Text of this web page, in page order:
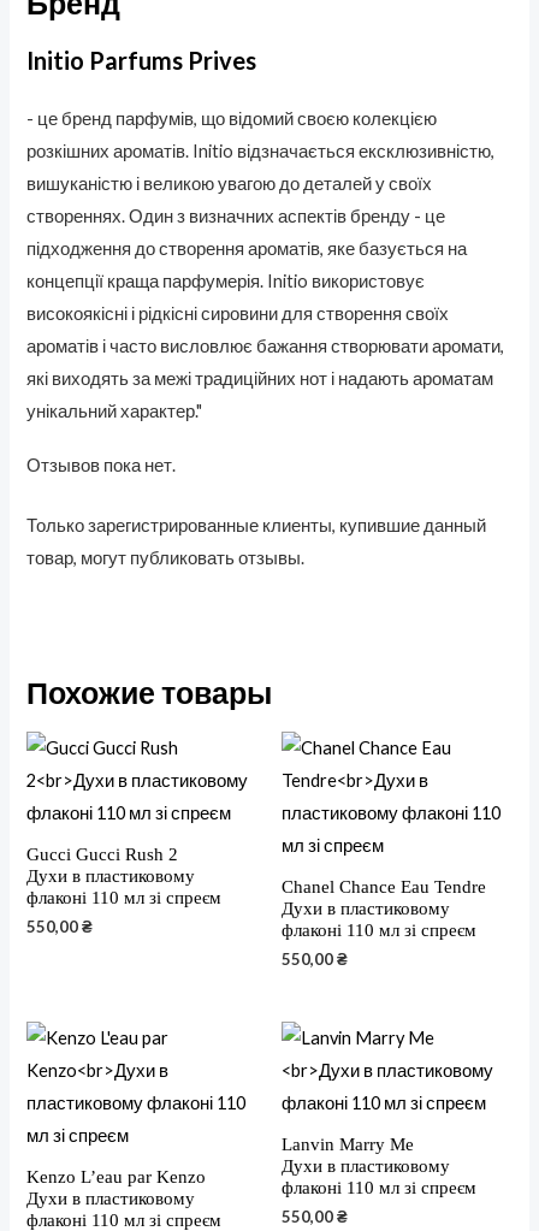
Initio Parfums Prives
- це бренд парфумів, що відомий своєю колекцією
розкішних ароматів. Initio відзначається ексклюзивністю,
вишуканістю і великою увагою до деталей у своїх
створеннях. Один з визначних аспектів бренду - це
підходження до створення ароматів, яке базується на
концепції краща парфумерія. Initio використовує
високоякісні і рідкісні сировини для створення своїх
ароматів і часто висловлює бажання створювати аромати,
які виходять за межі традиційних нот і надають ароматам
унікальний характер."
Отзывов пока нет.
Только зарегистрированные клиенты, купившие данный
товар, могут публиковать отзывы.
Похожие товары
Gucci Gucci Rush 2
Духи в пластиковому
флаконі 110 мл зі спреєм
550,00₴
Chanel Chance Eau Tendre
Духи в пластиковому
флаконі 110 мл зі спреєм
550,00₴
Kenzo L’eau par Kenzo
Духи в пластиковому
флаконі 110 мл зі спреєм
Lanvin Marry Me
Духи в пластиковому
флаконі 110 мл зі спреєм
550,00₴